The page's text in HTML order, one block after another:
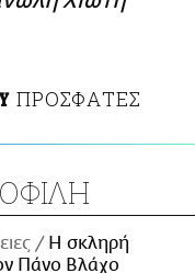
ΠΡΟΣΦΑΤΕΣ
H σκληρή
Πάνο Βλάχο